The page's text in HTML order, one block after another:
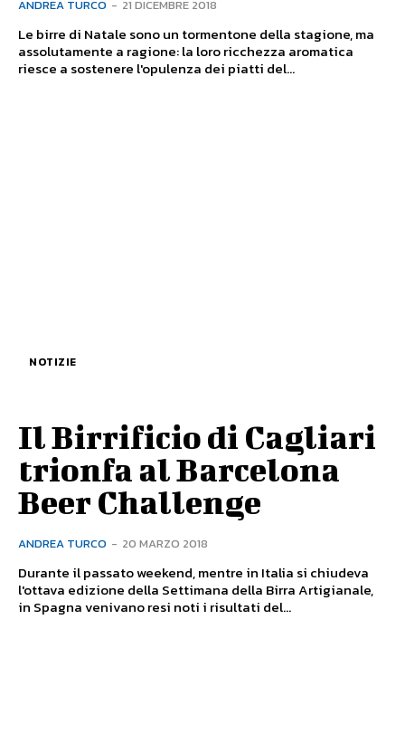
ANDREA TURCO - 21 DICEMBRE 2018
Le birre di Natale sono un tormentone della stagione, ma
assolutamente a ragione: la loro ricchezza aromatica
riesce a sostenere l'opulenza dei piatti del...
NOTIZIE
Il Birrificio di Cagliari
trionfa al Barcelona
Beer Challenge
ANDREA TURCO - 20 MARZO 2018
Durante il passato weekend, mentre in Italia si chiudeva
l'ottava edizione della Settimana della Birra Artigianale,
in Spagna venivano resi noti i risultati del...